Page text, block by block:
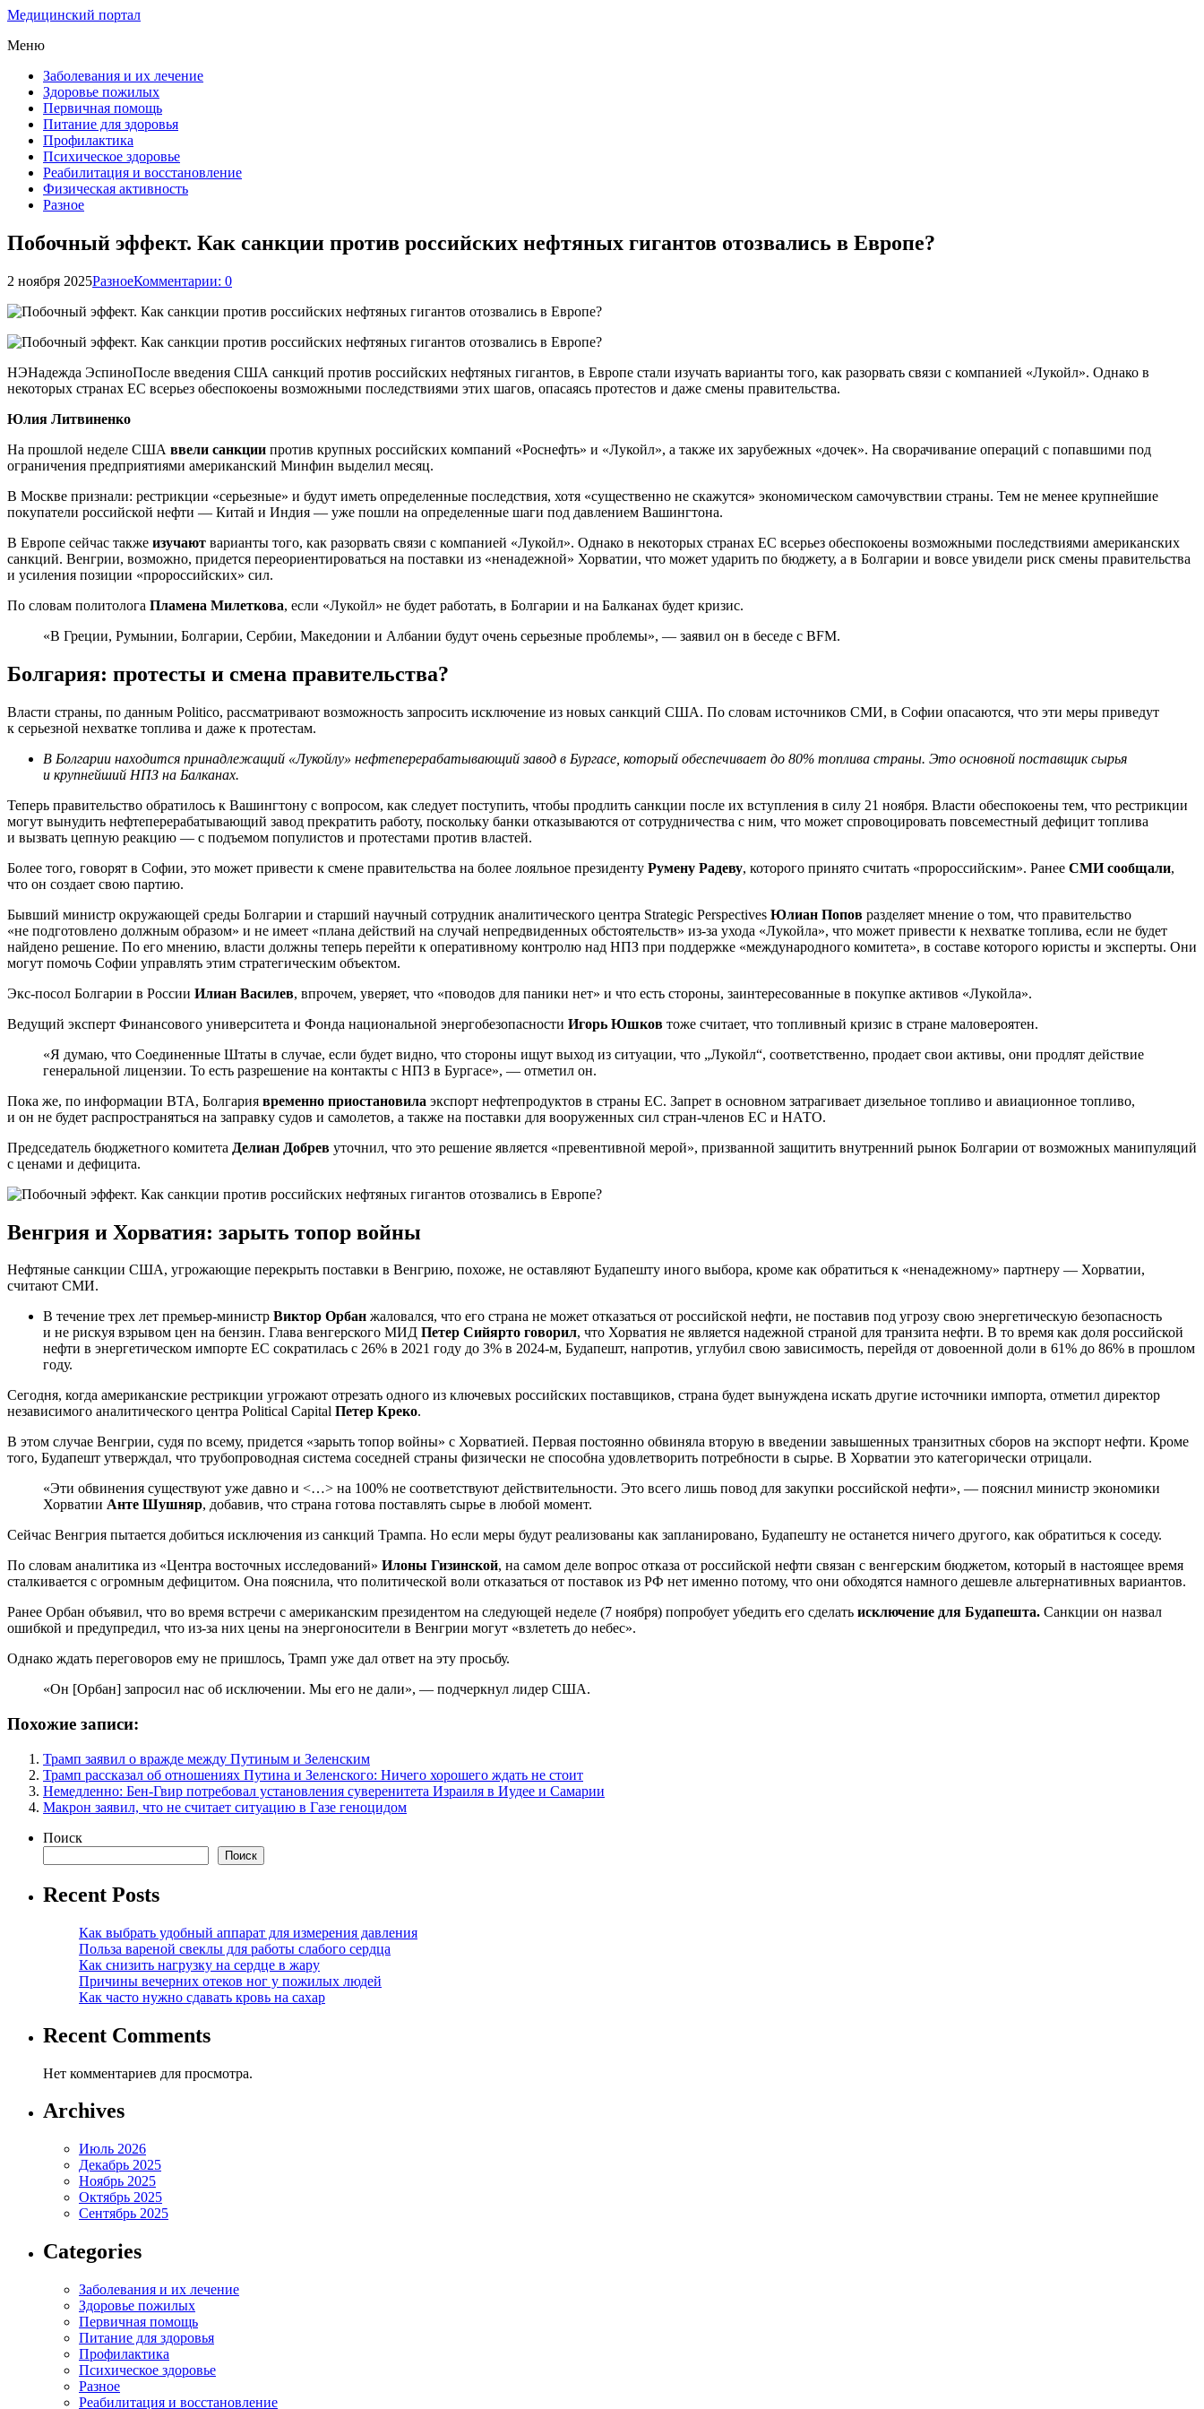
Медицинский портал
Меню
Заболевания и их лечение
Здоровье пожилых
Первичная помощь
Питание для здоровья
Профилактика
Психическое здоровье
Реабилитация и восстановление
Физическая активность
Разное
Побочный эффект. Как санкции против российских нефтяных гигантов отозвались в Европе?
2 ноября 2025РазноеКомментарии: 0
НЭНадежда ЭспиноПосле введения США санкций против российских нефтяных гигантов, в Европе стали изучать варианты того, как разорвать связи с компанией «Лукойл». Однако в
некоторых странах ЕС всерьез обеспокоены возможными последствиями этих шагов, опасаясь протестов и даже смены правительства.
Юлия Литвиненко
На прошлой неделе США ввели санкции против крупных российских компаний «Роснефть» и «Лукойл», а также их зарубежных «дочек». На сворачивание операций с попавшими под
ограничения предприятиями американский Минфин выделил месяц.
В Москве признали: рестрикции «серьезные» и будут иметь определенные последствия, хотя «существенно не скажутся» экономическом самочувствии страны. Тем не менее крупнейшие
покупатели российской нефти — Китай и Индия — уже пошли на определенные шаги под давлением Вашингтона.
В Европе сейчас также изучают варианты того, как разорвать связи с компанией «Лукойл». Однако в некоторых странах ЕС всерьез обеспокоены возможными последствиями американских
санкций. Венгрии, возможно, придется переориентироваться на поставки из «ненадежной» Хорватии, что может ударить по бюджету, а в Болгарии и вовсе увидели риск смены правительства
и усиления позиции «пророссийских» сил.
По словам политолога Пламена Милеткова, если «Лукойл» не будет работать, в Болгарии и на Балканах будет кризис.
«В Греции, Румынии, Болгарии, Сербии, Македонии и Албании будут очень серьезные проблемы», — заявил он в беседе с BFM.
Болгария: протесты и смена правительства?
Власти страны, по данным Politico, рассматривают возможность запросить исключение из новых санкций США. По словам источников СМИ, в Софии опасаются, что эти меры приведут
к серьезной нехватке топлива и даже к протестам.
В Болгарии находится принадлежащий «Лукойлу» нефтеперерабатывающий завод в Бургасе, который обеспечивает до 80% топлива страны. Это основной поставщик сырья
и крупнейший НПЗ на Балканах.
Теперь правительство обратилось к Вашингтону с вопросом, как следует поступить, чтобы продлить санкции после их вступления в силу 21 ноября. Власти обеспокоены тем, что рестрикции
могут вынудить нефтеперерабатывающий завод прекратить работу, поскольку банки отказываются от сотрудничества с ним, что может спровоцировать повсеместный дефицит топлива
и вызвать цепную реакцию — с подъемом популистов и протестами против властей.
Более того, говорят в Софии, это может привести к смене правительства на более лояльное президенту Румену Радеву, которого принято считать «пророссийским». Ранее СМИ сообщали,
что он создает свою партию.
Бывший министр окружающей среды Болгарии и старший научный сотрудник аналитического центра Strategic Perspectives Юлиан Попов разделяет мнение о том, что правительство
«не подготовлено должным образом» и не имеет «плана действий на случай непредвиденных обстоятельств» из-за ухода «Лукойла», что может привести к нехватке топлива, если не будет
найдено решение. По его мнению, власти должны теперь перейти к оперативному контролю над НПЗ при поддержке «международного комитета», в составе которого юристы и эксперты. Они
могут помочь Софии управлять этим стратегическим объектом.
Экс-посол Болгарии в России Илиан Василев, впрочем, уверяет, что «поводов для паники нет» и что есть стороны, заинтересованные в покупке активов «Лукойла».
Ведущий эксперт Финансового университета и Фонда национальной энергобезопасности Игорь Юшков тоже считает, что топливный кризис в стране маловероятен.
«Я думаю, что Соединенные Штаты в случае, если будет видно, что стороны ищут выход из ситуации, что „Лукойл“, соответственно, продает свои активы, они продлят действие
генеральной лицензии. То есть разрешение на контакты с НПЗ в Бургасе», — отметил он.
Пока же, по информации ВТА, Болгария временно приостановила экспорт нефтепродуктов в страны ЕС. Запрет в основном затрагивает дизельное топливо и авиационное топливо,
и он не будет распространяться на заправку судов и самолетов, а также на поставки для вооруженных сил стран-членов ЕС и НАТО.
Председатель бюджетного комитета Делиан Добрев уточнил, что это решение является «превентивной мерой», призванной защитить внутренний рынок Болгарии от возможных манипуляций
с ценами и дефицита.
Венгрия и Хорватия: зарыть топор войны
Нефтяные санкции США, угрожающие перекрыть поставки в Венгрию, похоже, не оставляют Будапешту иного выбора, кроме как обратиться к «ненадежному» партнеру — Хорватии,
считают СМИ.
В течение трех лет премьер-министр Виктор Орбан жаловался, что его страна не может отказаться от российской нефти, не поставив под угрозу свою энергетическую безопасность
и не рискуя взрывом цен на бензин. Глава венгерского МИД Петер Сийярто говорил, что Хорватия не является надежной страной для транзита нефти. В то время как доля российской
нефти в энергетическом импорте ЕС сократилась с 26% в 2021 году до 3% в 2024-м, Будапешт, напротив, углубил свою зависимость, перейдя от довоенной доли в 61% до 86% в прошлом
году.
Сегодня, когда американские рестрикции угрожают отрезать одного из ключевых российских поставщиков, страна будет вынуждена искать другие источники импорта, отметил директор
независимого аналитического центра Political Capital Петер Креко.
В этом случае Венгрии, судя по всему, придется «зарыть топор войны» с Хорватией. Первая постоянно обвиняла вторую в введении завышенных транзитных сборов на экспорт нефти. Кроме
того, Будапешт утверждал, что трубопроводная система соседней страны физически не способна удовлетворить потребности в сырье. В Хорватии это категорически отрицали.
«Эти обвинения существуют уже давно и <…> на 100% не соответствуют действительности. Это всего лишь повод для закупки российской нефти», — пояснил министр экономики
Хорватии Анте Шушняр, добавив, что страна готова поставлять сырье в любой момент.
Сейчас Венгрия пытается добиться исключения из санкций Трампа. Но если меры будут реализованы как запланировано, Будапешту не останется ничего другого, как обратиться к соседу.
По словам аналитика из «Центра восточных исследований» Илоны Гизинской, на самом деле вопрос отказа от российской нефти связан с венгерским бюджетом, который в настоящее время
сталкивается с огромным дефицитом. Она пояснила, что политической воли отказаться от поставок из РФ нет именно потому, что они обходятся намного дешевле альтернативных вариантов.
Ранее Орбан объявил, что во время встречи с американским президентом на следующей неделе (7 ноября) попробует убедить его сделать исключение для Будапешта. Санкции он назвал
ошибкой и предупредил, что из-за них цены на энергоносители в Венгрии могут «взлететь до небес».
Однако ждать переговоров ему не пришлось, Трамп уже дал ответ на эту просьбу.
«Он [Орбан] запросил нас об исключении. Мы его не дали», — подчеркнул лидер США.
Похожие записи:
Трамп заявил о вражде между Путиным и Зеленским
Трамп рассказал об отношениях Путина и Зеленского: Ничего хорошего ждать не стоит
Немедленно: Бен-Гвир потребовал установления суверенитета Израиля в Иудее и Самарии
Макрон заявил, что не считает ситуацию в Газе геноцидом
Поиск
Поиск
Recent Posts
Как выбрать удобный аппарат для измерения давления
Польза вареной свеклы для работы слабого сердца
Как снизить нагрузку на сердце в жару
Причины вечерних отеков ног у пожилых людей
Как часто нужно сдавать кровь на сахар
Recent Comments
Нет комментариев для просмотра.
Archives
Июль 2026
Декабрь 2025
Ноябрь 2025
Октябрь 2025
Сентябрь 2025
Categories
Заболевания и их лечение
Здоровье пожилых
Первичная помощь
Питание для здоровья
Профилактика
Психическое здоровье
Разное
Реабилитация и восстановление